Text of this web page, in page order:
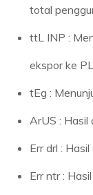
total
ttL INP :
ekspor ke
tEg :
ArUS :
Err drl :
Err ntr :